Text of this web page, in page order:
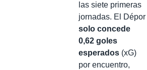
las siete primeras
jornadas. El Dépor
solo concede
0,62 goles
esperados (xG)
por encuentro,